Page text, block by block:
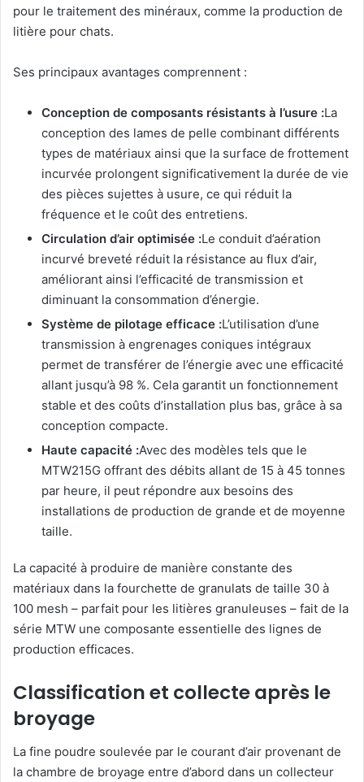
pour le traitement des minéraux, comme la production de
litière pour chats.
Ses principaux avantages comprennent :
Conception de composants résistants à l’usure :La
conception des lames de pelle combinant différents
types de matériaux ainsi que la surface de frottement
incurvée prolongent significativement la durée de vie
des pièces sujettes à usure, ce qui réduit la
fréquence et le coût des entretiens.
Circulation d’air optimisée :Le conduit d’aération
incurvé breveté réduit la résistance au flux d’air,
améliorant ainsi l’efficacité de transmission et
diminuant la consommation d’énergie.
Système de pilotage efficace :L’utilisation d’une
transmission à engrenages coniques intégraux
permet de transférer de l’énergie avec une efficacité
allant jusqu’à 98 %. Cela garantit un fonctionnement
stable et des coûts d’installation plus bas, grâce à sa
conception compacte.
Haute capacité :Avec des modèles tels que le
MTW215G offrant des débits allant de 15 à 45 tonnes
par heure, il peut répondre aux besoins des
installations de production de grande et de moyenne
taille.
La capacité à produire de manière constante des
matériaux dans la fourchette de granulats de taille 30 à
100 mesh – parfait pour les litières granuleuses – fait de la
série MTW une composante essentielle des lignes de
production efficaces.
Classification et collecte après le
broyage
La fine poudre soulevée par le courant d’air provenant de
la chambre de broyage entre d’abord dans un collecteur